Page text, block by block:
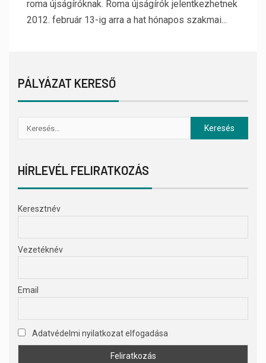
roma újságíróknak. Roma újságírók jelentkezhetnek
2012. február 13-ig arra a hat hónapos szakmai...
PÁLYÁZAT KERESŐ
HÍRLEVÉL FELIRATKOZÁS
Keresztnév
Vezetéknév
Email
Adatvédelmi nyilatkozat elfogadása